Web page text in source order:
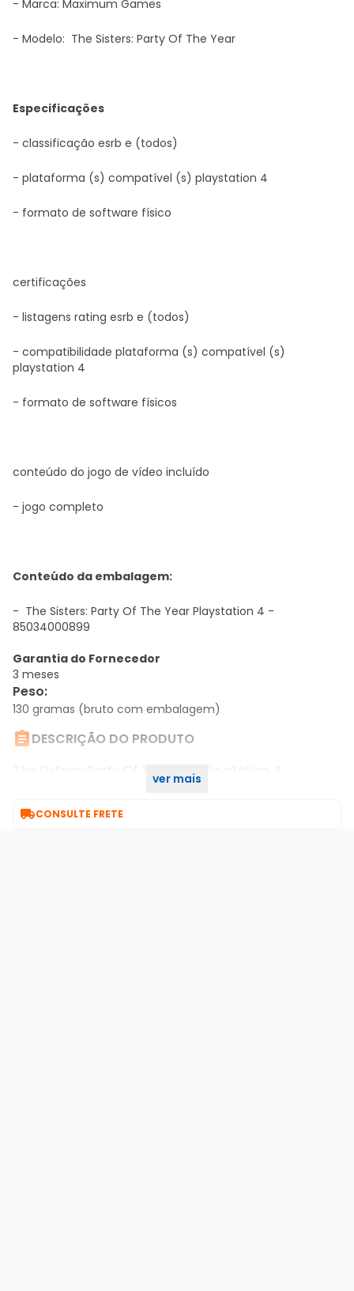
- Marca: Maximum Games
- Modelo: The Sisters: Party Of The Year
Especificações
- classificação esrb e (todos)
- plataforma (s) compatível (s) playstation 4
- formato de software físico
certificações
- listagens rating esrb e (todos)
- compatibilidade plataforma (s) compatível (s)
playstation 4
- formato de software físicos
conteúdo do jogo de vídeo incluído
- jogo completo
Conteúdo da embalagem:
- The Sisters: Party Of The Year Playstation 4 -
85034000899
Garantia do Fornecedor
3 meses
Peso:
130 gramas (bruto com embalagem)
DESCRIÇÃO DO PRODUTO
The Sisters: Party Of The Year Playstation 4 -
ver mais
CONSULTE FRETE